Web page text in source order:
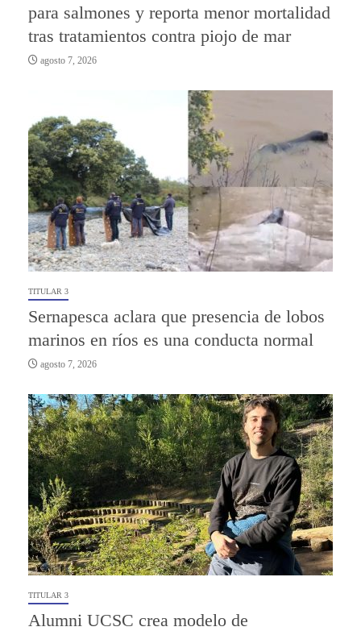
para salmones y reporta menor mortalidad
tras tratamientos contra piojo de mar
agosto 7, 2026
TITULAR 3
Sernapesca aclara que presencia de lobos
marinos en ríos es una conducta normal
agosto 7, 2026
TITULAR 3
Alumni UCSC crea modelo de